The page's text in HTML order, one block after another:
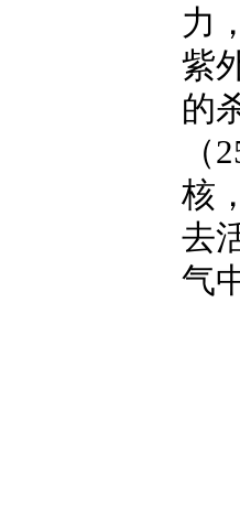
力
紫
的
核
去
气